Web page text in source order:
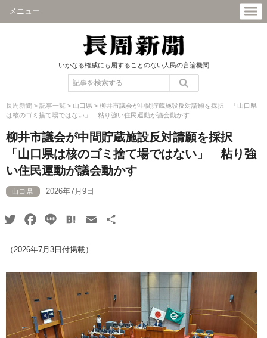
メニュー
いかなる権威にも屈することのない人民の言論機関
長周新聞 > 記事一覧 > 山口県 > 柳井市議会が中間貯蔵施設反対請願を採択 「山口県
は核のゴミ捨て場ではない」 粘り強い住民運動が議会動かす
柳井市議会が中間貯蔵施設反対請願を採択
「山口県は核のゴミ捨て場ではない」 粘り強
い住民運動が議会動かす
山口県 2026年7月9日
TwitterFacebook
Line HatenaEmail
（2026年7月3日付掲載）